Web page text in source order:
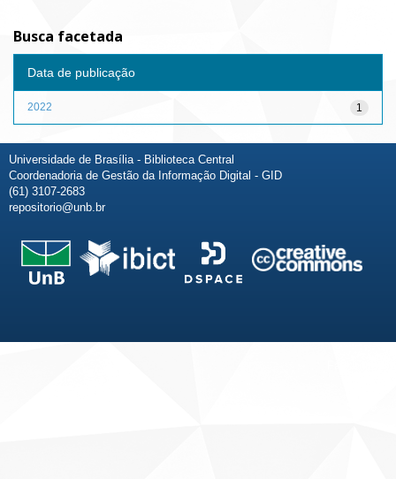
Busca facetada
Data de publicação
1
2022
Universidade de Brasília - Biblioteca Central
Coordenadoria de Gestão da Informação Digital - GID
(61) 3107-2683
repositorio@unb.br